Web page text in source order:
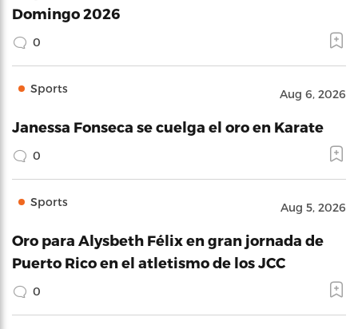
Domingo 2026
0
Sports Aug 6, 2026
Janessa Fonseca se cuelga el oro en Karate
0
Sports Aug 5, 2026
Oro para Alysbeth Félix en gran jornada de
Puerto Rico en el atletismo de los JCC
0